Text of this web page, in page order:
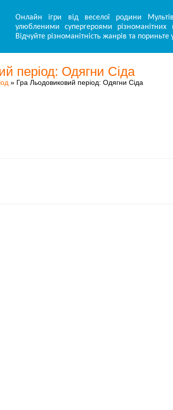
Онлайн ігри від веселої родини
улюбленими супергероями різноманітних
Відчуйте різноманітність жанрів та пориньте
період: Одягни Сіда
» Гра Льодовиковий період: Одягни Сіда